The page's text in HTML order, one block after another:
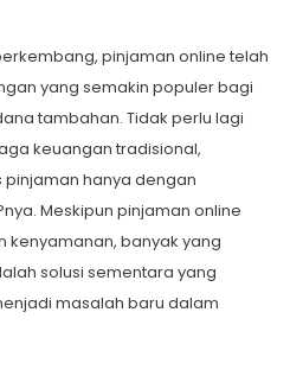
pinjaman online telah
yang semakin populer bagi
tambahan. Tidak perlu lagi
keuangan tradisional,
hanya dengan
Meskipun pinjaman online
banyak yang
solusi sementara yang
masalah baru dalam